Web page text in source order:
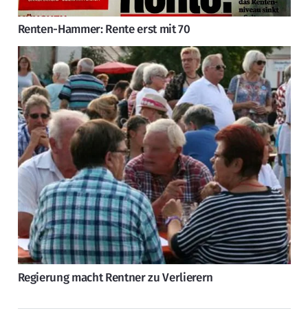
Renten-Hammer: Rente erst mit 70
Regierung macht Rentner zu Verlierern